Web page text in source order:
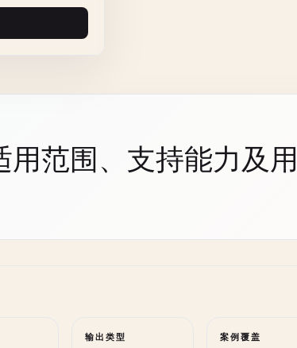
范围、支持能力及用
输出类型 案例覆盖